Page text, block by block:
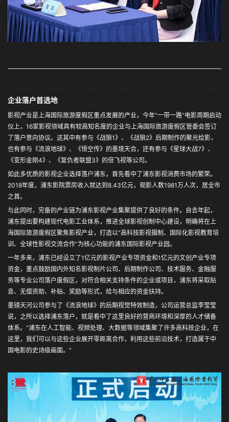
企业落户首选地
影视产业是上海国际旅游度假区重点发展的产业，今年“一带一路”电影周期启动
仪上，16家影视领域具有较高知名度的企业与上海国际旅游度假区管委会签订
了落户意向协议。这其中有参与《战狼1》、《战狼2》后期制作的聚光绘影，
也有参与《流浪地球》、《悟空传》的墨境天合，还有参与《星球大战7》、
《变形金刚4》、《复仇者联盟3》的倍飞视等公司。
如此多优质的影视企业选择落户浦东，首先看中了浦东影视消费市场的繁荣。
2018年度，浦东影院票房收入就达到8.43亿元，观影人数1981万人次，居全市
之首。
与此同时，完备的产业链为浦东影视产业集聚提供了良好的条件。自去年起，
浦东提出要构建现代电影工业体系，推进全球影视创制中心建设，明确将在上
海国际旅游度假区聚焦影视产业，打造以“高科技影视摄制、国际化影视教育培
训、全球性影视交流合作”为核心功能的浦东国际影视产业园。
一年多来，浦东已经设立了1亿元的影视产业专项资金和1亿元的文创产业专项
资金，重点鼓励国内外知名影视制片公司、后期制作公司、技术服务、金融服
务等专业公司落户度假区，对符合相关支持条件的企业或项目，浦东将采取贴
息、无偿资助、补贴、奖励等形式，给与相应的资金扶持。
墨镜天河公司参与了《流浪地球》的后期视觉特效制造，公司运营总监李莹莹
说，之所以选择浦东落户，就是看中了这里良好的营商环境和深厚的人才储备
体系。“浦东在人工智能、视频处理、大数据等领域集聚了许多高科技企业，在
这里，我们可以与这些企业展开零距离合作，利用这些前沿技术，打造属于中
国电影的史诗级画面。”